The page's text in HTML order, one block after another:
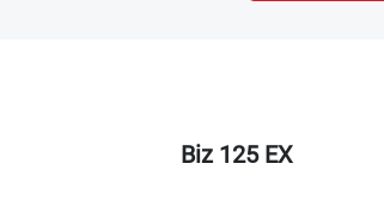
Biz 125 EX